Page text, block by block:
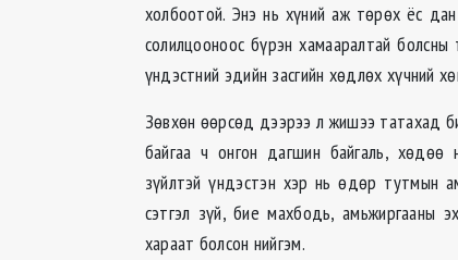
холбоотой. Энэ нь хүний аж төрөх ёс
солилцооноос бүрэн хамааралтай
үндэстний эдийн засгийн хөдлөх хүчний
Зөвхөн өөрсөд дээрээ л жишээ татахад
байгаа ч онгон дагшин байгаль, хөдөө
зүйлтэй үндэстэн хэр нь өдөр тутмын
сэтгэл зүй, бие махбодь, амьжиргааны
хараат болсон нийгэм.